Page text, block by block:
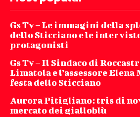
Gs Tv – Le immagini della
dello Sticciano e le
protagonisti
Gs Tv – Il Sindaco di
Limatola e l’assessore
festa dello Sticciano
Aurora Pitigliano: tris di
mercato dei gialloblù